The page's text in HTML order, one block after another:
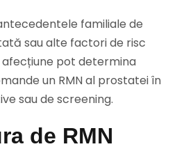
familiale de
sau alte factori de risc
pot determina
un RMN al prostatei în
sau de screening.
de RMN